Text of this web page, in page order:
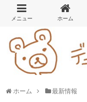
ホーム 最新情報